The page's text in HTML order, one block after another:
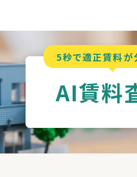
5秒で適正賃料が
AI賃料